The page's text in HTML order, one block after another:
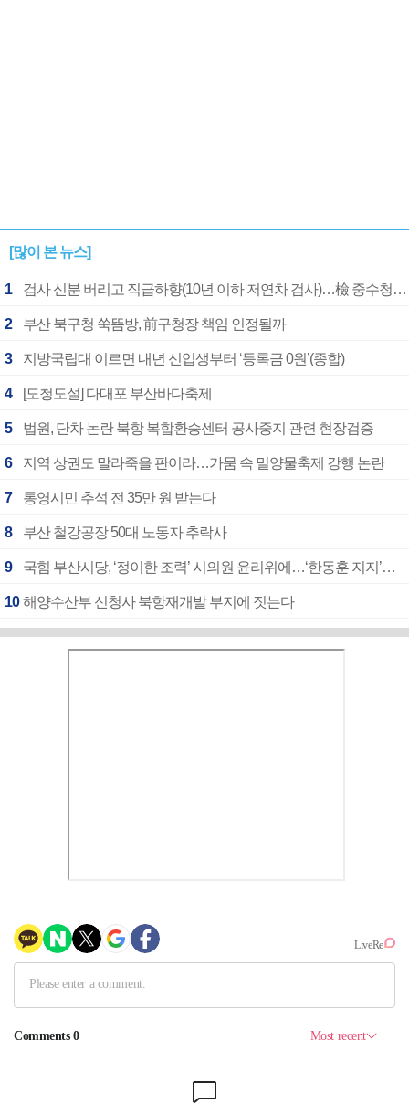
[많이 본 뉴스]
1 검사 신분 버리고 직급하향(10년 이하 저연차 검사)…檢 중수청행 기피
2 부산 북구청 쑥뜸방, 前구청장 책임 인정될까
3 지방국립대 이르면 내년 신입생부터 ‘등록금 0원’(종합)
4 [도청도설] 다대포 부산바다축제
5 법원, 단차 논란 북항 복합환승센터 공사중지 관련 현장검증
6 지역 상권도 말라죽을 판이라…가뭄 속 밀양물축제 강행 논란
7 통영시민 추석 전 35만 원 받는다
8 부산 철강공장 50대 노동자 추락사
9 국힘 부산시당, ‘정이한 조력’ 시의원 윤리위에…‘한동훈 지지’도 신고접수
10 해양수산부 신청사 북항재개발 부지에 짓는다